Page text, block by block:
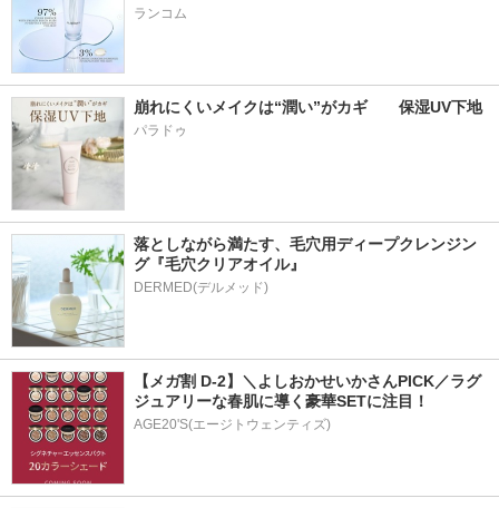
ランコム
崩れにくいメイクは“潤い”がカギ　　保湿UV下地
パラドゥ
落としながら満たす、毛穴用ディープクレンジン
グ『毛穴クリアオイル』
【メガ割 D-2】＼よしおかせいかさんPICK／ラグ
ジュアリーな春肌に導く豪華SETに注目！
AGE20'S(エージトウェンティズ)